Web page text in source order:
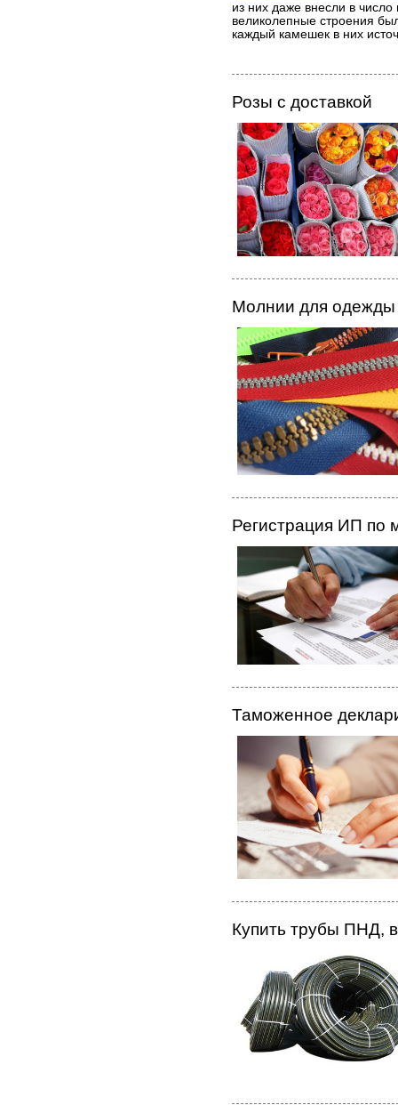
из них даже внесли в
великолепные строения
каждый камешек в них
Розы с доставкой
Молнии для одежды
Регистрация ИП по
Таможенное
Купить трубы ПНД,